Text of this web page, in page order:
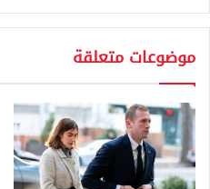
موضوعات متعلقة